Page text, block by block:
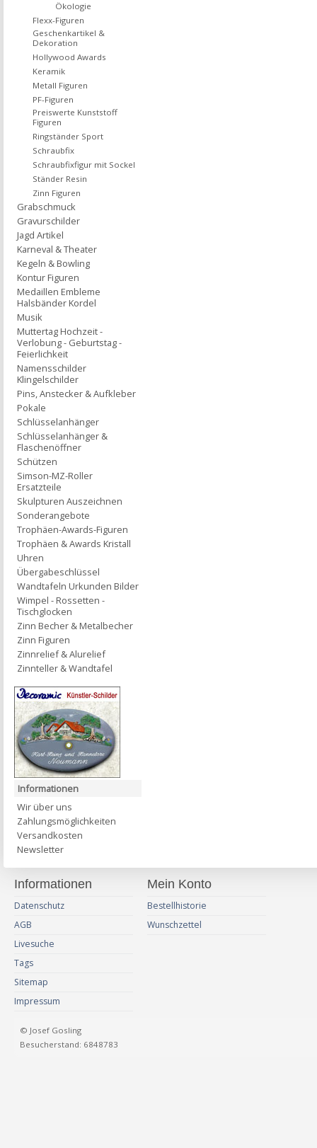
Ökologie
Flexx-Figuren
Geschenkartikel &
Dekoration
Hollywood Awards
Keramik
Metall Figuren
PF-Figuren
Preiswerte Kunststoff
Figuren
Ringständer Sport
Schraubfix
Schraubfixfigur mit Sockel
Ständer Resin
Zinn Figuren
Grabschmuck
Gravurschilder
Jagd Artikel
Karneval & Theater
Kegeln & Bowling
Kontur Figuren
Medaillen Embleme
Halsbänder Kordel
Musik
Muttertag Hochzeit -
Verlobung - Geburtstag -
Feierlichkeit
Namensschilder
Klingelschilder
Pins, Anstecker & Aufkleber
Pokale
Schlüsselanhänger
Schlüsselanhänger &
Flaschenöffner
Schützen
Simson-MZ-Roller
Ersatzteile
Skulpturen Auszeichnen
Sonderangebote
Trophäen-Awards-Figuren
Trophäen & Awards Kristall
Uhren
Übergabeschlüssel
Wandtafeln Urkunden Bilder
Wimpel - Rossetten -
Tischglocken
Zinn Becher & Metalbecher
Zinn Figuren
Zinnrelief & Alurelief
Zinnteller & Wandtafel
Informationen
Wir über uns
Zahlungsmöglichkeiten
Versandkosten
Newsletter
Informationen
Datenschutz
AGB
Livesuche
Tags
Sitemap
Impressum
Mein Konto
Bestellhistorie
Wunschzettel
© Josef Gosling
Besucherstand: 6848783